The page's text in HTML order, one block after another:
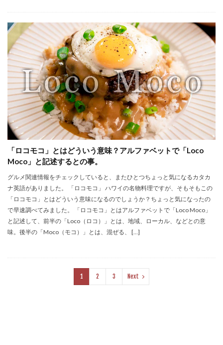
「ロコモコ」とはどういう意味？アルファベットで「Loco
Moco」と記述するとの事。
グルメ関連情報をチェックしていると、またひとつちょっと気になるカタカ
ナ英語がありました。 「ロコモコ」 ハワイの名物料理ですが、そもそもこの
「ロコモコ」とはどういう意味になるのでしょうか？ちょっと気になったの
で早速調べてみました。 「ロコモコ」とはアルファベットで「Loco Moco」
と記述して、前半の「Loco（ロコ）」とは、地域、ローカル、などとの意
味。後半の「Moco（モコ）」とは、混ぜる、 […]
1 2 3 Next